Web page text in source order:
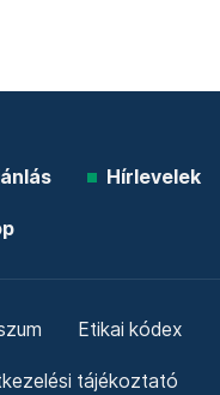
Hírlevelek
Etikai kódex
tájékoztató